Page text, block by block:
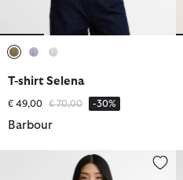
T-shirt Selena
€ 49,00 Prezzo ridotto da
€ 70,00a -30%
Barbour
Camicia Melody